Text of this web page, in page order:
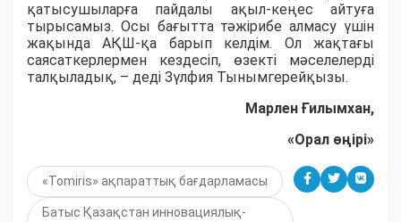
қатысушыларға пайдалы ақыл-кеңес айтуға
тырысамыз. Осы бағытта тәжірибе алмасу үшін
жақында АҚШ-қа барып келдім. Ол жақтағы
саясаткерлермен кездесіп, өзекті мәселелерді
талқыладық, – деді Зүлфия Тынымгерейқызы.
Марлен Ғилымхан,
«Орал өңірі»
«Tomiris» ақпараттық бағдарламасы
Батыс Қазақстан инновациялық-